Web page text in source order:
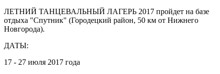
ЛЕТНИЙ ТАНЦЕВАЛЬНЫЙ ЛАГЕРЬ 2017 пройдет на базе
отдыха "Спутник" (Городецкий район, 50 км от Нижнего
Новгорода).
ДАТЫ:
17 - 27 июля 2017 года